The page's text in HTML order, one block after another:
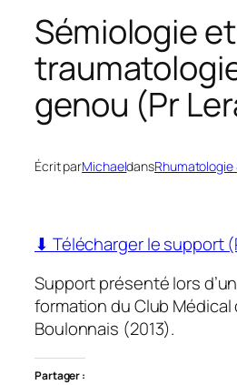
Sémiologie et
genou (Pr
Écrit parMichaeldans
⬇ Télécharger le support
Support présenté lors
formation du Club Médical
Boulonnais (2013).
Partager :